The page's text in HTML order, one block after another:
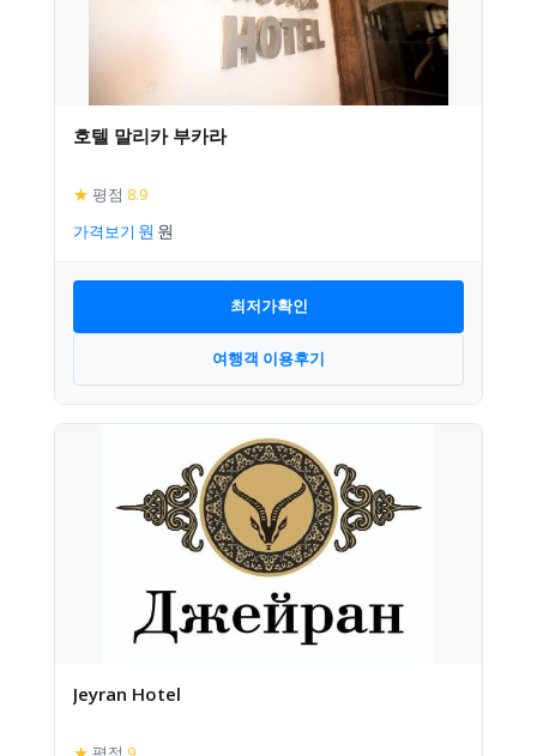
호텔 말리카 부카라
★ 평점 8.9
가격보기
최저가확인
여행객 이용후기
Jeyran Hotel